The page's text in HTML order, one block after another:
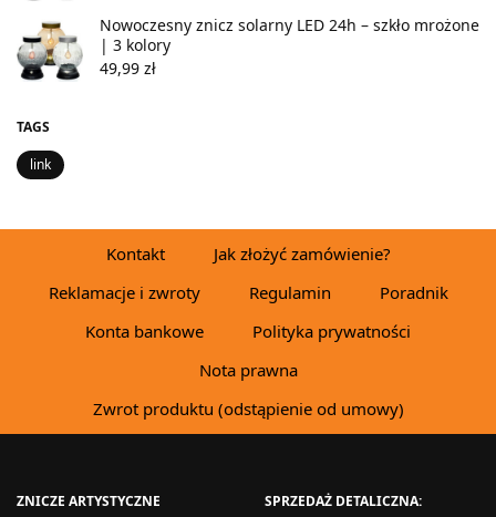
Nowoczesny znicz solarny LED 24h – szkło mrożone
| 3 kolory
49,99 zł
TAGS
link
Kontakt
Jak złożyć zamówienie?
Reklamacje i zwroty
Regulamin
Poradnik
Konta bankowe
Polityka prywatności
Nota prawna
Zwrot produktu (odstąpienie od umowy)
ZNICZE ARTYSTYCZNE SPRZEDAŻ DETALICZNA: